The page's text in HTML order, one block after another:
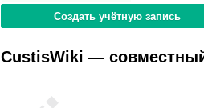
CustisWiki —